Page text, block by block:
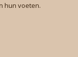
hun voeten.